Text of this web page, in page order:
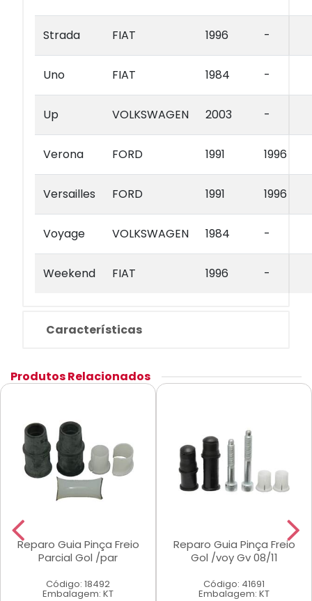
Strada FIAT 1996 -
Uno FIAT 1984 -
Up VOLKSWAGEN 2003 -
Verona FORD 1991 1996
Versailles FORD 1991 1996
Voyage VOLKSWAGEN 1984 -
Weekend FIAT 1996 -
Características
Produtos Relacionados
Reparo Guia Pinça Freio
Parcial Gol /par
Código: 18492
Embalagem: KT
Reparo Guia Pinça Freio
Gol /voy Gv 08/11
Código: 41691
Embalagem: KT